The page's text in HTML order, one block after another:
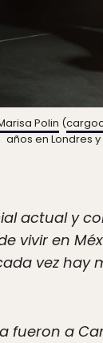
Polin (
años en Londres
actual y
vivir en
vez hay
fueron a